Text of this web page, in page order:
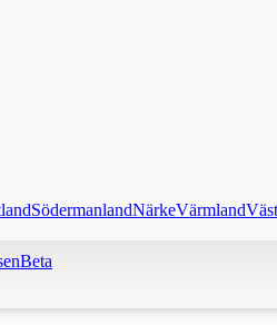
SödermanlandNärkeVärmland
Beta